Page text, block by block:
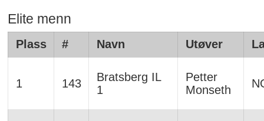
Elite menn
Plass # Navn Utøver
1 143
Bratsberg IL
1
Petter
Monseth